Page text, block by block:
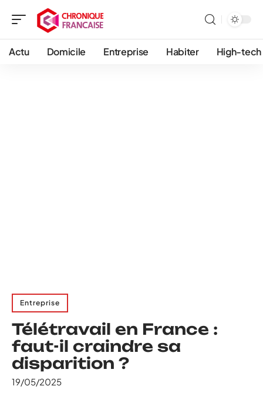
Actu Domicile Entreprise Habiter High-tech
Entreprise
Télétravail en France :
faut-il craindre sa
disparition ?
19/05/2025